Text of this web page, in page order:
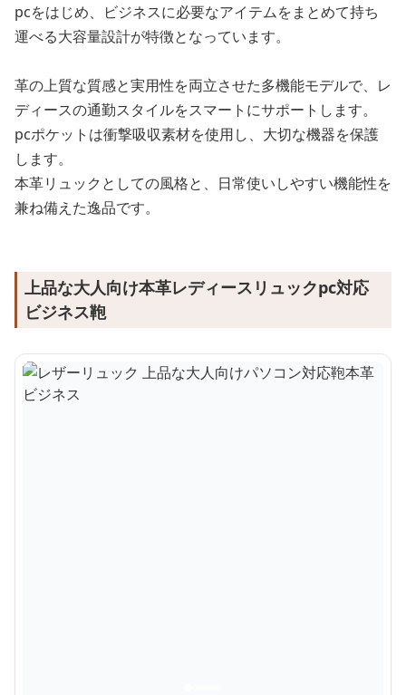
pcをはじめ、ビジネスに必要なアイテムをまとめて持ち
運べる大容量設計が特徴となっています。
革の上質な質感と実用性を両立させた多機能モデルで、レ
ディースの通勤スタイルをスマートにサポートします。
pcポケットは衝撃吸収素材を使用し、大切な機器を保護
します。
本革リュックとしての風格と、日常使いしやすい機能性を
兼ね備えた逸品です。
上品な大人向け本革レディースリュックpc対応
ビジネス鞄